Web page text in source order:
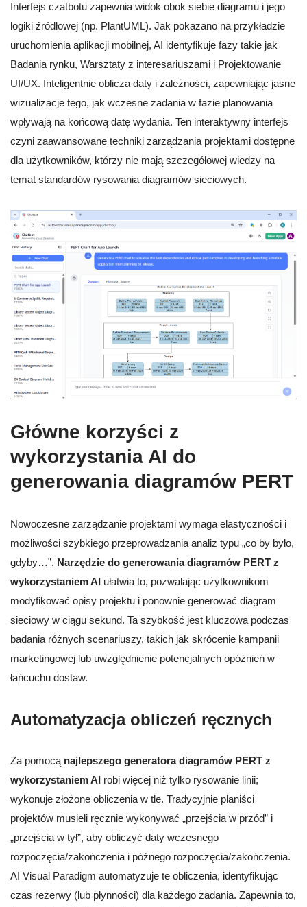
Interfejs czatbotu zapewnia widok obok siebie diagramu i jego
logiki źródłowej (np. PlantUML). Jak pokazano na przykładzie
uruchomienia aplikacji mobilnej, AI identyfikuje fazy takie jak
Badania rynku, Warsztaty z interesariuszami i Projektowanie
UI/UX. Inteligentnie oblicza daty i zależności, zapewniając jasne
wizualizacje tego, jak wczesne zadania w fazie planowania
wpływają na końcową datę wydania. Ten interaktywny interfejs
czyni zaawansowane techniki zarządzania projektami dostępne
dla użytkowników, którzy nie mają szczegółowej wiedzy na
temat standardów rysowania diagramów sieciowych.
Główne korzyści z
wykorzystania AI do
generowania diagramów PERT
Nowoczesne zarządzanie projektami wymaga elastyczności i
możliwości szybkiego przeprowadzania analiz typu „co by było,
gdyby…”. Narzędzie do generowania diagramów PERT z
wykorzystaniem AI ułatwia to, pozwalając użytkownikom
modyfikować opisy projektu i ponownie generować diagram
sieciowy w ciągu sekund. Ta szybkość jest kluczowa podczas
badania różnych scenariuszy, takich jak skrócenie kampanii
marketingowej lub uwzględnienie potencjalnych opóźnień w
łańcuchu dostaw.
Automatyzacja obliczeń ręcznych
Za pomocą najlepszego generatora diagramów PERT z
wykorzystaniem AI robi więcej niż tylko rysowanie linii;
wykonuje złożone obliczenia w tle. Tradycyjnie planiści
projektów musieli ręcznie wykonywać „przejścia w przód” i
„przejścia w tył”, aby obliczyć daty wczesnego
rozpoczęcia/zakończenia i późnego rozpoczęcia/zakończenia.
AI Visual Paradigm automatyzuje te obliczenia, identyfikując
czas rezerwy (lub płynności) dla każdego zadania. Zapewnia to,